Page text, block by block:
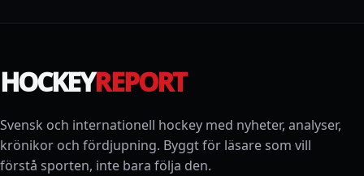
HOCKEYREPORT
Svensk och internationell hockey med nyheter, analyser,
krönikor och fördjupning. Byggt för läsare som vill
förstå sporten, inte bara följa den.